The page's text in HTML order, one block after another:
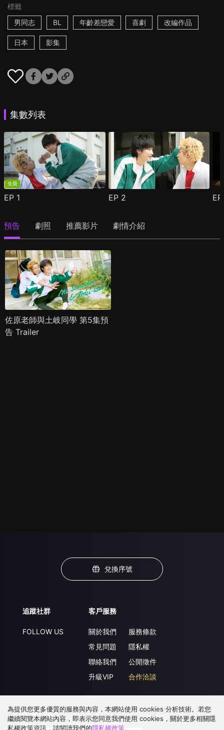
標籤
男同志
BL 年齡差戀愛 喜劇 改編作品
日本 影集
集數列表
免費
EP 1 EP 2
預告 劇照 推薦影片 劇情介紹
佐原老師與土岐同學 第5集預
告 Trailer
兌換序號
追蹤社群
FOLLOW US
客戶服務
關於我們
常見問題
聯絡我們
升級VIP
服務條款
隱私權
公開徵件
合作洽談
下載 APP
為提供您更多優質的服務與內容，本網站使用 cookies 分析技術。若您
繼續閱覽本網站內容，即表示您同意我們使用 cookies，關於更多相關隱
私權政策資訊，請閱讀我們的隱私權政策。